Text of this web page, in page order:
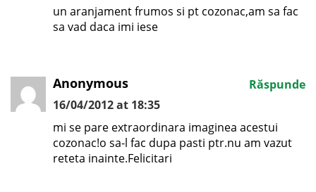
un aranjament frumos si pt cozonac,am sa fac
sa vad daca imi iese
Anonymous
16/04/2012 at 18:35
mi se pare extraordinara imaginea acestui
cozonac!o sa-l fac dupa pasti ptr.nu am vazut
reteta inainte.Felicitari
Răspunde